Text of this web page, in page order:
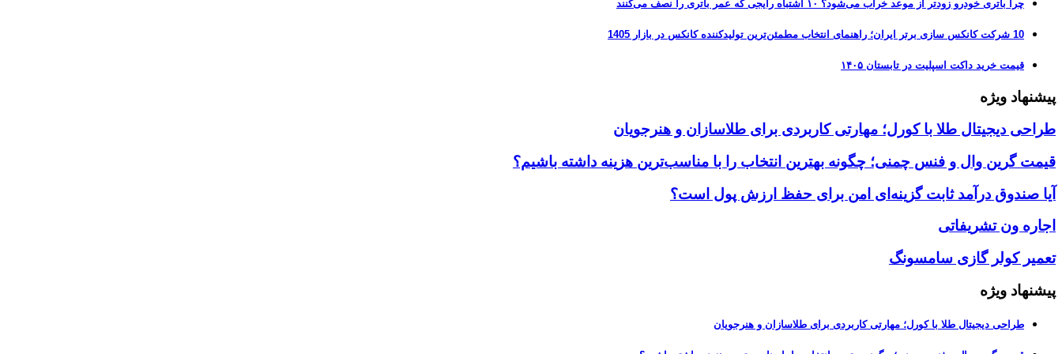
چرا باتری خودرو زودتر از موعد خراب می‌شود؟ ۱۰ اشتباه رایجی که عمر باتری را نصف می‌کنند
10 شرکت کانکس سازی برتر ایران؛ راهنمای انتخاب مطمئن‌ترین تولیدکننده کانکس در بازار 1405
قیمت خرید داکت اسپلیت در تابستان ۱۴۰۵
پیشنهاد ویژه
طراحی دیجیتال طلا با کورل؛ مهارتی کاربردی برای طلاسازان و هنرجویان
قیمت گرین وال و فنس چمنی؛ چگونه بهترین انتخاب را با مناسب‌ترین هزینه داشته باشیم؟
آیا صندوق درآمد ثابت گزینه‌ای امن برای حفظ ارزش پول است؟
اجاره ون تشریفاتی
تعمیر کولر گازی سامسونگ
پیشنهاد ویژه
طراحی دیجیتال طلا با کورل؛ مهارتی کاربردی برای طلاسازان و هنرجویان